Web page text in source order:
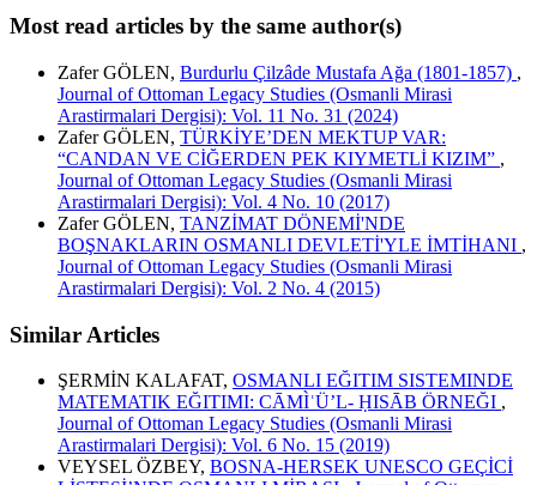
Most read articles by the same author(s)
Zafer GÖLEN, Burdurlu Çilzâde Mustafa Ağa (1801-1857) ,
Journal of Ottoman Legacy Studies (Osmanli Mirasi
Arastirmalari Dergisi): Vol. 11 No. 31 (2024)
Zafer GÖLEN, TÜRKİYE’DEN MEKTUP VAR:
“CANDAN VE CİĞERDEN PEK KIYMETLİ KIZIM” ,
Journal of Ottoman Legacy Studies (Osmanli Mirasi
Arastirmalari Dergisi): Vol. 4 No. 10 (2017)
Zafer GÖLEN, TANZİMAT DÖNEMİ'NDE
BOŞNAKLARIN OSMANLI DEVLETİ'YLE İMTİHANI ,
Journal of Ottoman Legacy Studies (Osmanli Mirasi
Arastirmalari Dergisi): Vol. 2 No. 4 (2015)
Similar Articles
ŞERMİN KALAFAT, OSMANLI EĞITIM SISTEMINDE
MATEMATIK EĞITIMI: CĀMÌʿÜ’L- ḤISĀB ÖRNEĞI ,
Journal of Ottoman Legacy Studies (Osmanli Mirasi
Arastirmalari Dergisi): Vol. 6 No. 15 (2019)
VEYSEL ÖZBEY, BOSNA-HERSEK UNESCO GEÇİCİ